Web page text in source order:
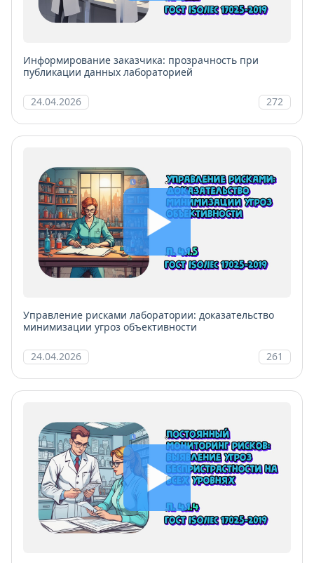
Информирование заказчика: прозрачность при
публикации данных лабораторией
24.04.2026 272
Управление рисками лаборатории: доказательство
минимизации угроз объективности
24.04.2026 261